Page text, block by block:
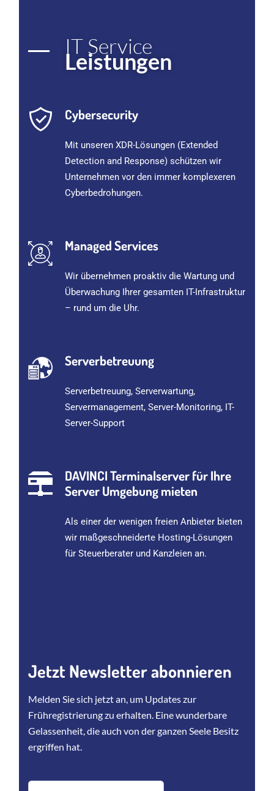
IT Service
Leistungen
Cybersecurity
Mit unseren XDR-Lösungen (Extended
Detection and Response) schützen wir
Unternehmen vor den immer komplexeren
Cyberbedrohungen.
Managed Services
Wir übernehmen proaktiv die Wartung und
Überwachung Ihrer gesamten IT-Infrastruktur
– rund um die Uhr.
Serverbetreuung
Serverbetreuung, Serverwartung,
Servermanagement, Server-Monitoring, IT-
Server-Support
DAVINCI Terminalserver für Ihre
Server Umgebung mieten
Als einer der wenigen freien Anbieter bieten
wir maßgeschneiderte Hosting-Lösungen
für Steuerberater und Kanzleien an.
Jetzt Newsletter abonnieren
Melden Sie sich jetzt an, um Updates zur
Frühregistrierung zu erhalten. Eine wunderbare
Gelassenheit, die auch von der ganzen Seele Besitz
ergriffen hat.